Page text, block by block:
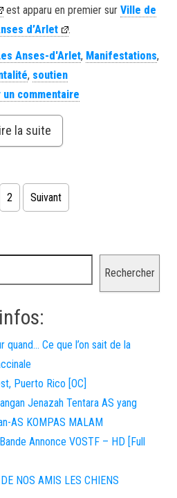
est apparu en premier sur Ville de
d’Arlet
.
Anses-d'Arlet, Manifestations,
, soutien
un commentaire
la suite
publications
2 Suivant
Rechercher
quand… Ce que l’on sait de la
Puerto Rico [OC]
Jenazah Tentara AS yang
AS KOMPAS MALAM
Annonce VOSTF – HD [Full
NOS AMIS LES CHIENS